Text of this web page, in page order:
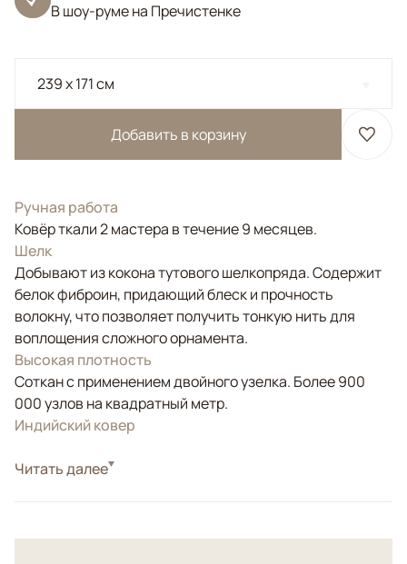
В шоу-руме на Пречистенке
239 x 171 см
Добавить в корзину
Ручная работа
Ковёр ткали 2 мастера в течение 9 месяцев.
Шелк
Добывают из кокона тутового шелкопряда. Содержит
белок фиброин, придающий блеск и прочность
волокну, что позволяет получить тонкую нить для
воплощения сложного орнамента.
Высокая плотность
Соткан с применением двойного узелка. Более 900
000 узлов на квадратный метр.
Индийский ковер
СтильКлассические
Читать далее